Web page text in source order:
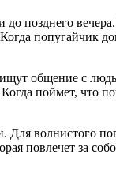
позднего
попугайчик
общение с
поймет, что
волнистого
повлечет за